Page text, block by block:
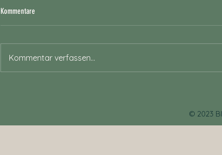
Laura & Mike
Kommentare
Kommentar verfassen...
© 2023